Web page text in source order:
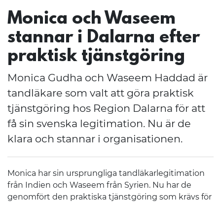
Monica och Waseem
stannar i Dalarna efter
praktisk tjänstgöring
Monica Gudha och Waseem Haddad är
tandläkare som valt att göra praktisk
tjänstgöring hos Region Dalarna för att
få sin svenska legitimation. Nu är de
klara och stannar i organisationen.
Monica har sin ursprungliga tandläkarlegitimation
från Indien och Waseem från Syrien. Nu har de
genomfört den praktiska tjänstgöring som krävs för